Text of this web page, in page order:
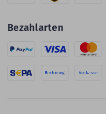
Bezahlarten
Rechnung Vorkasse